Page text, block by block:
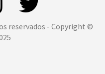
reservados - Copyright ©